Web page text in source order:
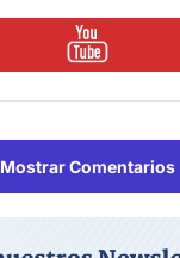
Mostrar Comentarios